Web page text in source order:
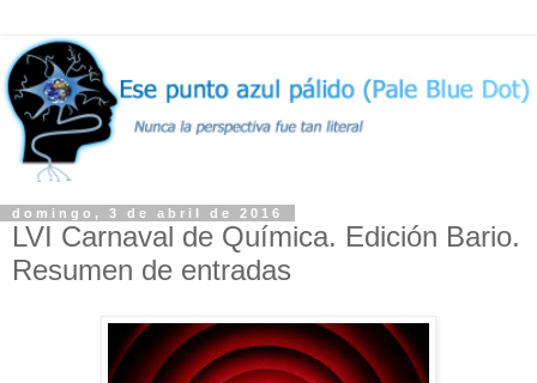
domingo, 3 de abril de 2016
LVI Carnaval de Química. Edición Bario.
Resumen de entradas